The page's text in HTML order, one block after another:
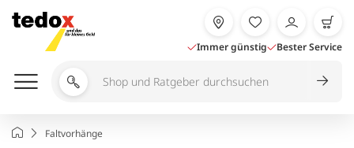
Inhalt
springen
Immer günstig Bester Service
Shop
durchsuchen
StartseiteFaltvorhänge